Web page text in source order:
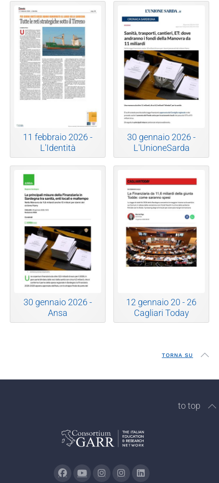
11 febbraio 2026 -
L'Identità
30 gennaio 2026 -
L'UnioneSarda
30 gennaio 2026 -
Ansa
12 gennaio 20 - 26
Cagliari Today
TORNA SU
to top